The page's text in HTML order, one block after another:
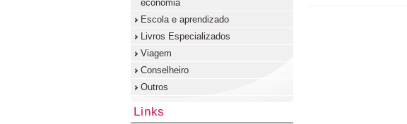
economia
Escola e aprendizado
Livros Especializados
Viagem
Conselheiro
Outros
Links